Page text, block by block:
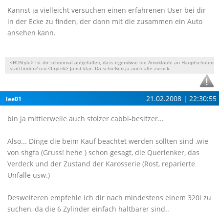
Kannst ja vielleicht versuchen einen erfahrenen User bei dir
in der Ecke zu finden, der dann mit die zusammen ein Auto
ansehen kann.
<HDStyle> Ist dir schonmal aufgefallen, dass irgendwie nie Amokläufe an Hauptschulen
stattfinden? o.o <Crytek> Ja ist klar. Da schießen ja auch alle zurück.
lee01 21.02.2008 | 22:30:55
bin ja mittlerweile auch stolzer cabbi-besitzer...
Also... Dinge die beim Kauf beachtet werden sollten sind ,wie
von shgfa (Gruss! hehe ) schon gesagt, die Querlenker, das
Verdeck und der Zustand der Karosserie (Rost, reparierte
Unfälle usw.)
Desweiteren empfehle ich dir nach mindestens einem 320i zu
suchen, da die 6 Zylinder einfach haltbarer sind..